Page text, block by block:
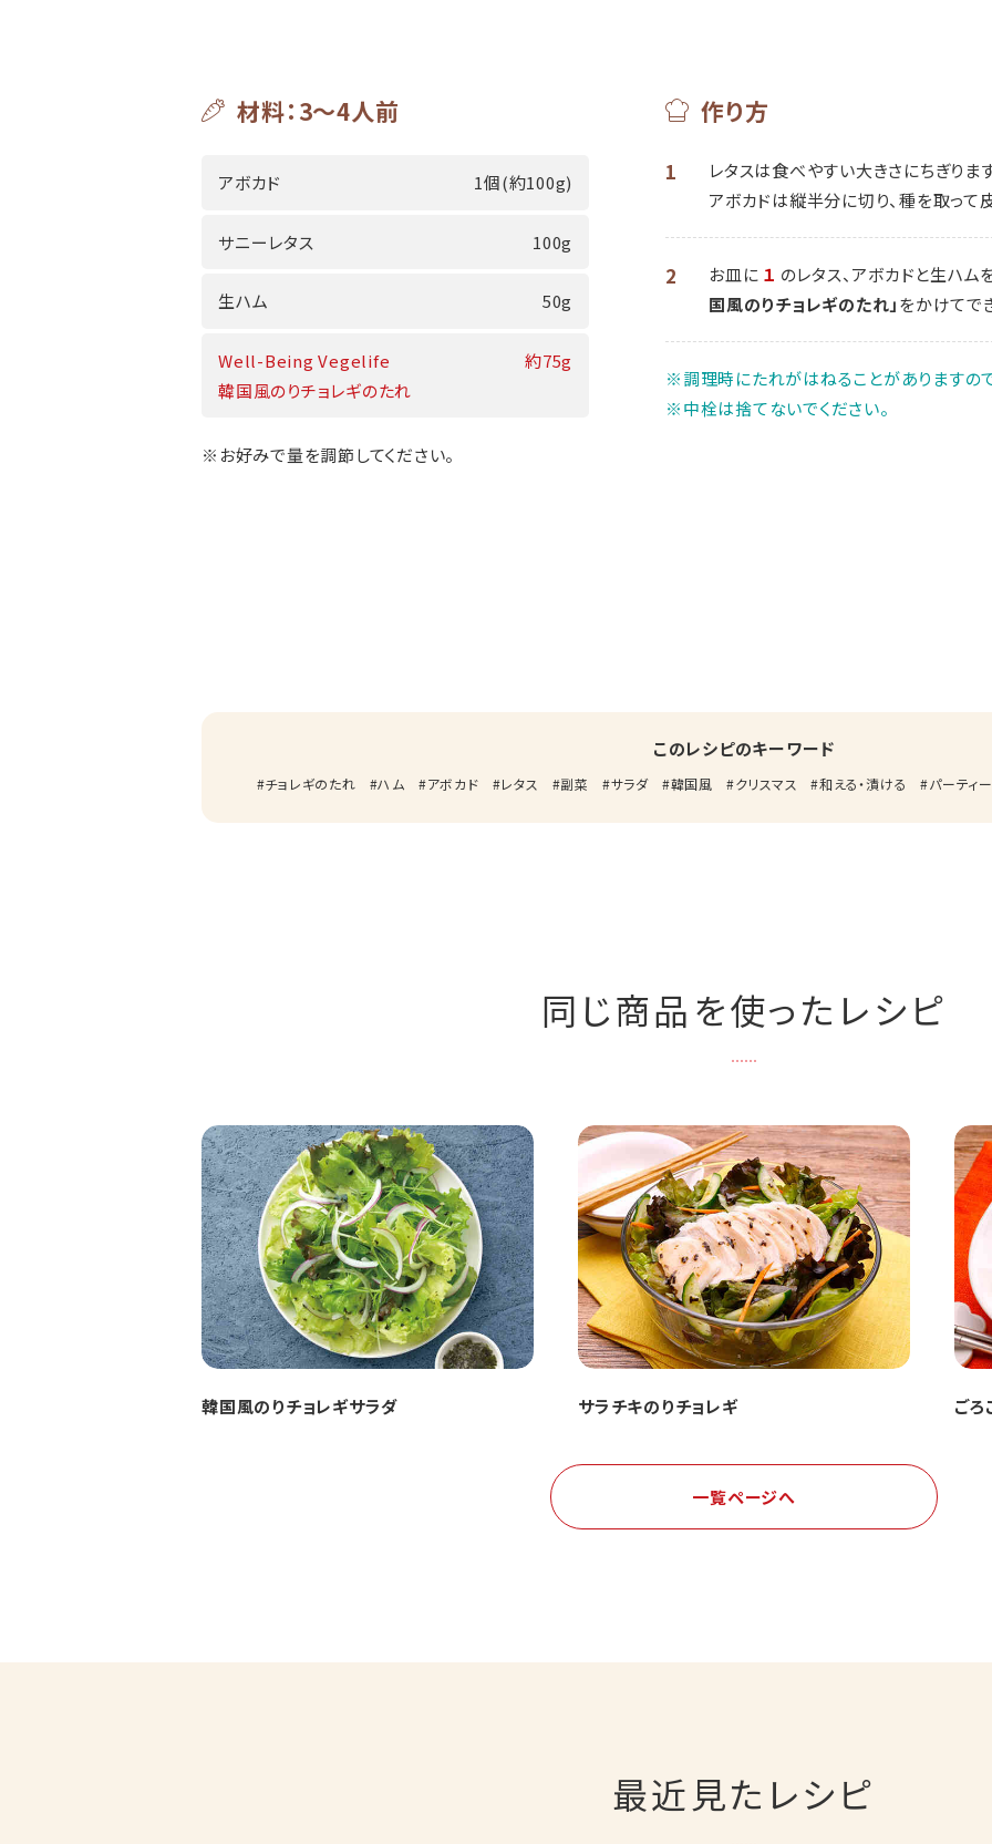
材料：3～4人前
アボカド 1個(約100g)
サニーレタス 100g
生ハム 50g
Well-Being Vegelife
韓国風のりチョレギのたれ
約75g
※お好みで量を調節してください。
作り方
1
レタスは食べやすい大きさにちぎりま
アボカドは縦半分に切り、種を取って
2 お皿に １ のレタス、アボカドと生ハム
国風のりチョレギのたれ」をかけてで
※調理時にたれがはねることがありますの
※中栓は捨てないでください。
このレシピのキーワード
チョレギのたれ ハム アボカド レタス 副菜 サラダ 韓国風 クリスマス 和える・漬ける パーティー
同じ商品を使ったレシピ
韓国風のりチョレギサラダ サラチキのりチョレギ ごろ
一覧ページへ
最近見たレシピ